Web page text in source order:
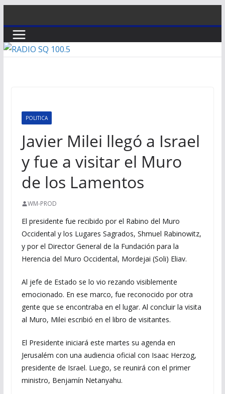
al
contenido
POLITICA
Javier Milei llegó a Israel
y fue a visitar el Muro
de los Lamentos
WM-PROD
El presidente fue recibido por el Rabino del Muro
Occidental y los Lugares Sagrados, Shmuel Rabinowitz,
y por el Director General de la Fundación para la
Herencia del Muro Occidental, Mordejai (Soli) Eliav.
Al jefe de Estado se lo vio rezando visiblemente
emocionado. En ese marco, fue reconocido por otra
gente que se encontraba en el lugar. Al concluir la visita
al Muro, Milei escribió en el libro de visitantes.
El Presidente iniciará este martes su agenda en
Jerusalém con una audiencia oficial con Isaac Herzog,
presidente de Israel. Luego, se reunirá con el primer
ministro, Benjamín Netanyahu.